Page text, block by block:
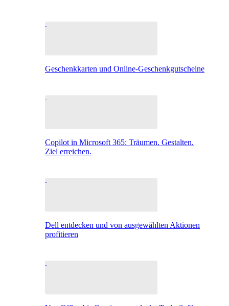
Geschenkkarten und Online-Geschenkgutscheine
Copilot in Microsoft 365: Träumen. Gestalten.
Ziel erreichen.
Dell entdecken und von ausgewählten Aktionen
profitieren